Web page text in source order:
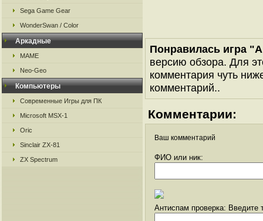
Sega Game Gear
WonderSwan / Color
Аркадные
MAME
Neo-Geo
Компьютеры
Современные Игры для ПК
Microsoft MSX-1
Oric
Sinclair ZX-81
ZX Spectrum
Понравилась игра
версию обзора. Для
комментария чуть
комментарий..
Комментарии:
Ваш комментарий
ФИО или ник:
Антиспам проверка: Введите